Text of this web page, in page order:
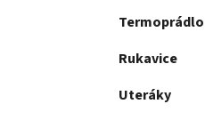
Termoprádlo
Rukavice
Uteráky